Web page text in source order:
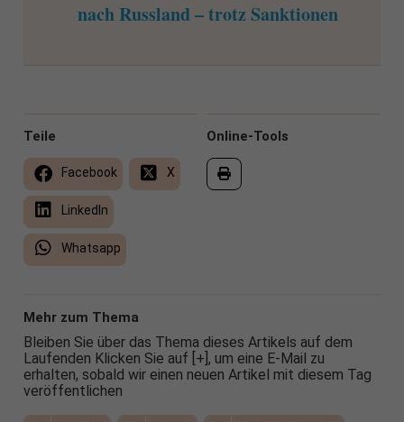
nach Russland – trotz Sanktionen
Online-Tools
Teile
Facebook X
LinkedIn
Whatsapp
Mehr zum Thema
Bleiben Sie über das Thema dieses Artikels auf dem
Laufenden Klicken Sie auf [+], um eine E-Mail zu
erhalten, sobald wir einen neuen Artikel mit diesem Tag
veröffentlichen